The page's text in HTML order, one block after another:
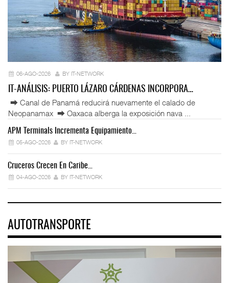
06-AGO-2026 BY IT-NETWORK
IT-ANÁLISIS: PUERTO LÁZARO CÁRDENAS INCORPORA…
⮕ Canal de Panamá reducirá nuevamente el calado de
Neopanamax ⮕ Oaxaca alberga la exposición nava ...
APM Terminals Incrementa Equipamiento…
05-AGO-2026 BY IT-NETWORK
Cruceros Crecen En Caribe…
04-AGO-2026 BY IT-NETWORK
AUTOTRANSPORTE